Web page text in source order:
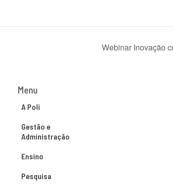
Webinar Inovação
Menu
A Poli
Gestão e
Administração
Ensino
Pesquisa